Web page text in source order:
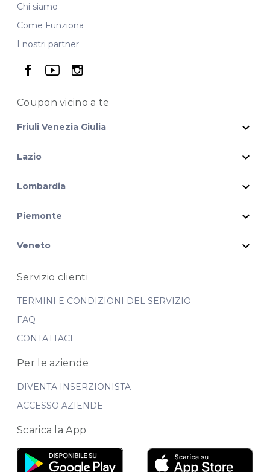
Chi siamo
Come Funziona
I nostri partner
seguici su facebook
seguici su youtube
seguici su instagram
Coupon vicinoa te
Friuli Venezia Giulia expand_more
Lazio expand_more
Lombardia expand_more
Piemonte expand_more
Veneto expand_more
Servizio clienti
TERMINI E CONDIZIONI DEL SERVIZIO
FAQ
CONTATTACI
Per le aziende
DIVENTA INSERZIONISTA
ACCESSO AZIENDE
Scarica la App